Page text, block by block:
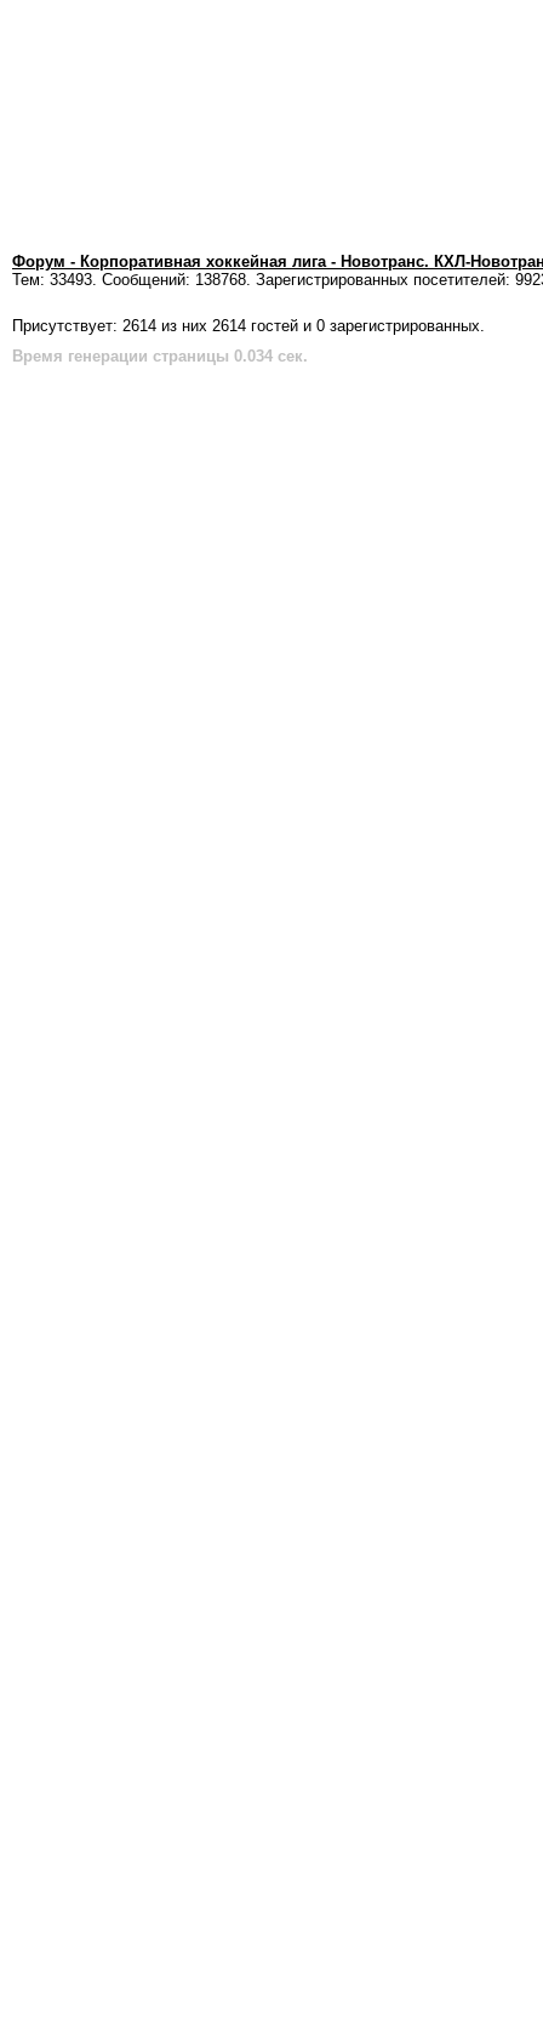
Форум - Корпоративная хоккейная лига - Новотранс. КХЛ-
Тем: 33493. Сообщений: 138768. Зарегистрированных посетителей:
Присутствует: 2614 из них 2614 гостей и 0 зарегистрированных.
Время генерации страницы 0.034 сек.